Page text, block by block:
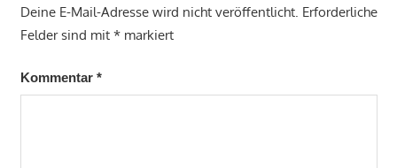
Deine E-Mail-Adresse wird nicht veröffentlicht. Erforderliche
Felder sind mit *markiert
Kommentar *